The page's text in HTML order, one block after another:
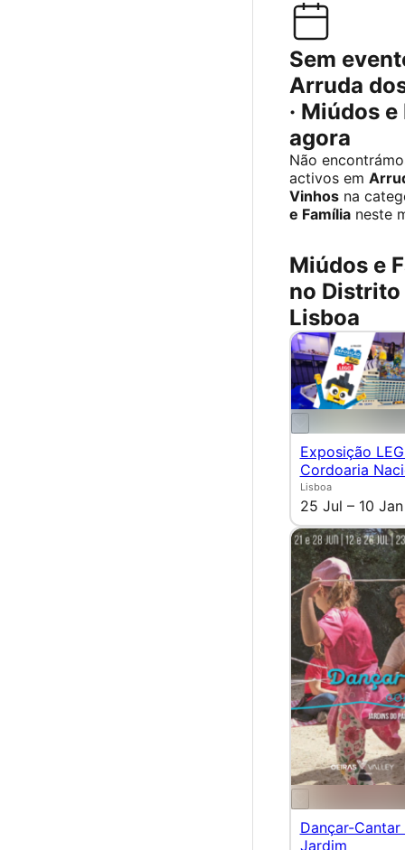
Sem
Arruda
· Miúdos
agora
Não
activos em
Vinhos na
e Família neste
Miúdos e
no Distrito
Lisboa
Exposição
Cordoaria
Lisboa
25 Jul – 10 Jan
Dançar-
Jardim